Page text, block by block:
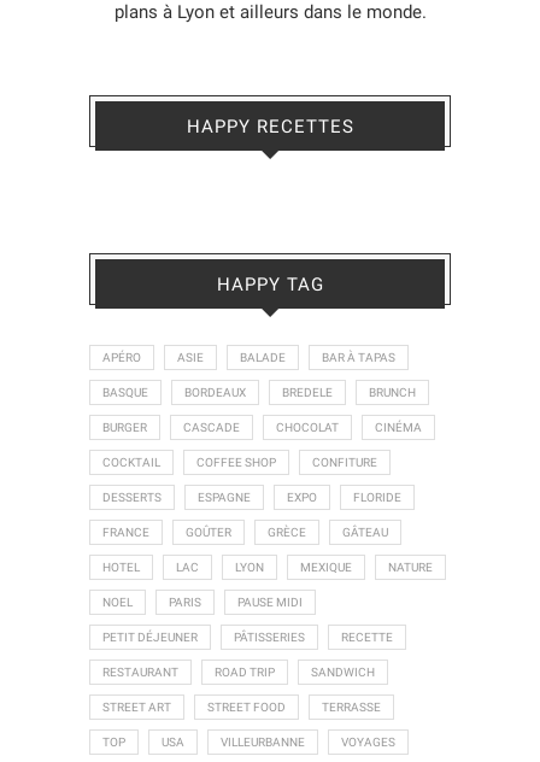
plans à Lyon et ailleurs dans le monde.
HAPPY RECETTES
HAPPY TAG
APÉRO ASIE BALADE BAR À TAPAS
BASQUE BORDEAUX BREDELE BRUNCH
BURGER CASCADE CHOCOLAT CINÉMA
COCKTAIL COFFEE SHOP CONFITURE
DESSERTS ESPAGNE EXPO FLORIDE
FRANCE GOÛTER GRÈCE GÂTEAU
HOTEL LAC LYON MEXIQUE NATURE
NOEL PARIS PAUSE MIDI
PETIT DÉJEUNER PÂTISSERIES RECETTE
RESTAURANT ROAD TRIP SANDWICH
STREET ART STREET FOOD TERRASSE
TOP USA VILLEURBANNE VOYAGES